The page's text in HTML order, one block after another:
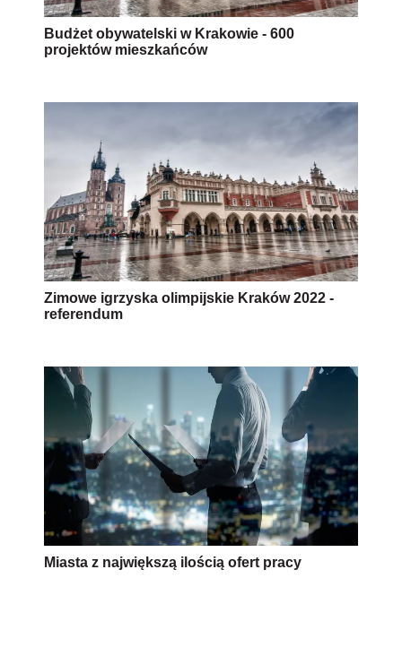
Budżet obywatelski w Krakowie - 600
projektów mieszkańców
Zimowe igrzyska olimpijskie Kraków 2022 -
referendum
Miasta z największą ilością ofert pracy